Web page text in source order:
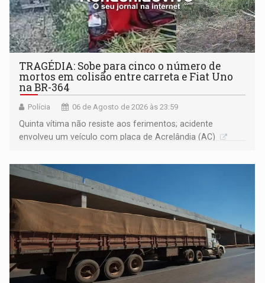
TRAGÉDIA: Sobe para cinco o número de
mortos em colisão entre carreta e Fiat Uno
na BR-364
Polícia 06 de Agosto de 2026 às 23:59
Quinta vítima não resiste aos ferimentos; acidente
envolveu um veículo com placa de Acrelândia (AC)